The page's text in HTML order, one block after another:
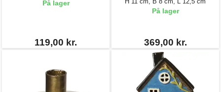
På lager
119,00 kr.
På lager
369,00 kr.